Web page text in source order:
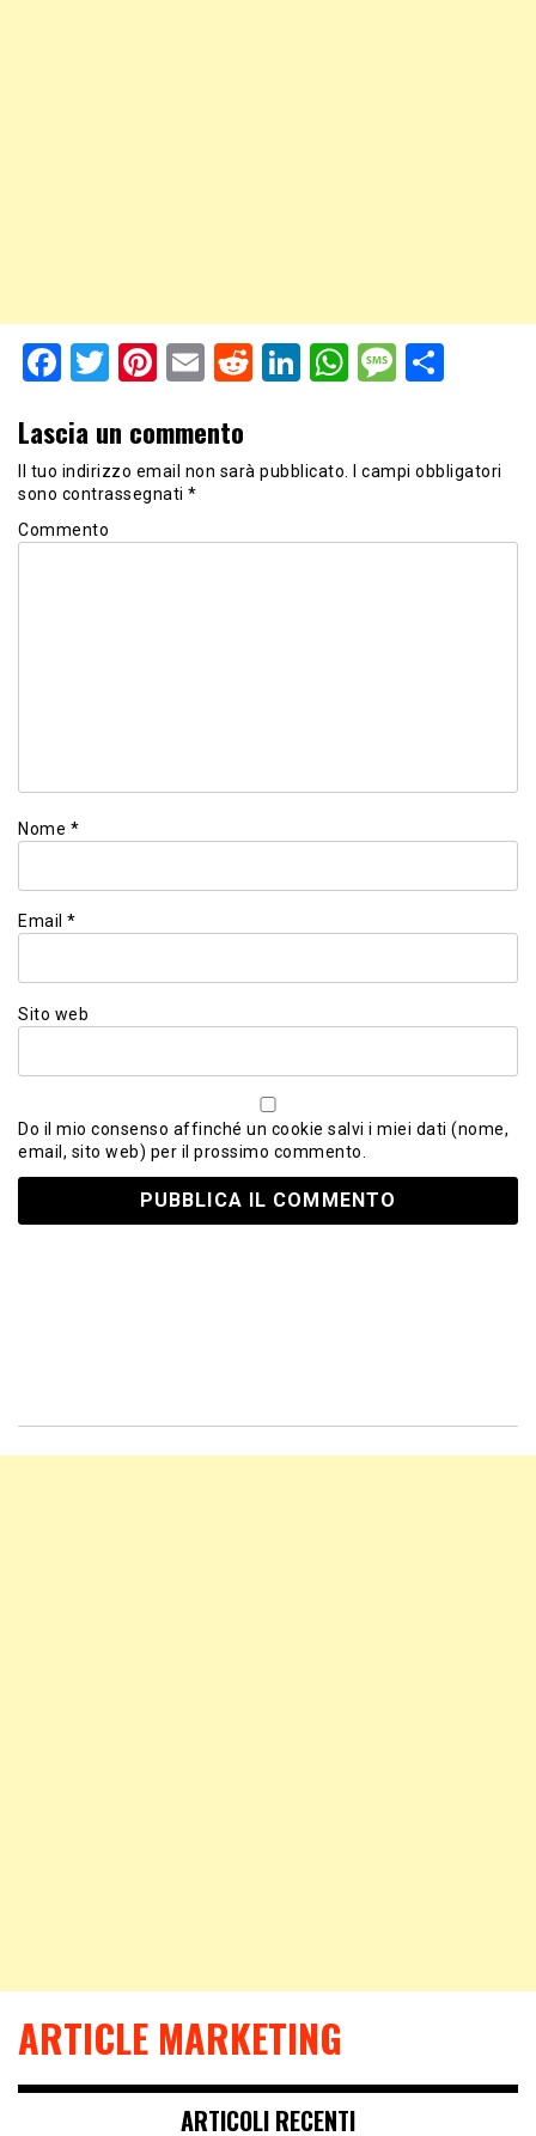
Facebook
Twitter
Pinterest
EmailRedditLinkedIn
WhatsApp
Lascia un commento
Il tuo indirizzo email non sarà pubblicato.
I campi obbligatori
sono contrassegnati *
Commento
Nome *
Email *
Sito web
Do il mio consenso affinché un cookie salvi i miei dati (nome,
email, sito web) per il prossimo commento.
ARTICLE MARKETING
ARTICOLI RECENTI